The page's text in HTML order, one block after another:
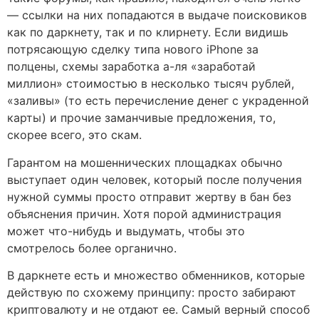
— ссылки на них попадаются в выдаче поисковиков
как по даркнету, так и по клирнету. Если видишь
потрясающую сделку типа нового iPhone за
полцены, схемы заработка а-ля «заработай
миллион» стоимостью в несколько тысяч рублей,
«заливы» (то есть перечисление денег с украденной
карты) и прочие заманчивые предложения, то,
скорее всего, это скам.
Гарантом на мошеннических площадках обычно
выступает один человек, который после получения
нужной суммы просто отправит жертву в бан без
объяснения причин. Хотя порой администрация
может что-нибудь и выдумать, чтобы это
смотрелось более органично.
В даркнете есть и множество обменников, которые
действую по схожему принципу: просто забирают
криптовалюту и не отдают ее. Самый верный способ